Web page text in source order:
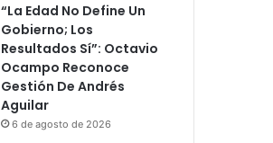
“La Edad No Define Un
Gobierno; Los
Resultados Sí”: Octavio
Ocampo Reconoce
Gestión De Andrés
Aguilar
6 de agosto de 2026